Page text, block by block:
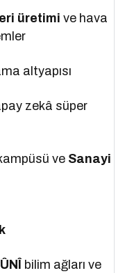
üretimi ve hava
altyapısı
zekâ süper
ve Sanayi
bilim ağları ve